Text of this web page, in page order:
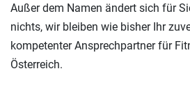
Außer dem Namen ändert sich für
nichts, wir bleiben wie bisher Ihr
kompetenter Ansprechpartner für
Österreich.